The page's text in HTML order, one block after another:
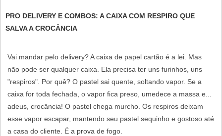
PRO DELIVERY E COMBOS: A CAIXA COM RESPIRO QUE
SALVA A CROCÂNCIA
Vai mandar pelo delivery? A caixa de papel cartão é a lei. Mas
não pode ser qualquer caixa. Ela precisa ter uns furinhos, uns
"respiros" . Por quê? O pastel sai quente, soltando vapor. Se a
caixa for toda fechada, o vapor fica preso, umedece a massa e...
adeus, crocância! O pastel chega murcho. Os respiros deixam
esse vapor escapar, mantendo seu pastel sequinho e gostoso até
a casa do cliente. É a prova de fogo.